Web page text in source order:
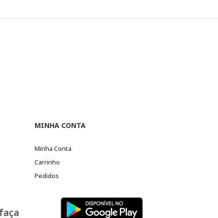
MINHA CONTA
Minha Conta
Carrinho
Pedidos